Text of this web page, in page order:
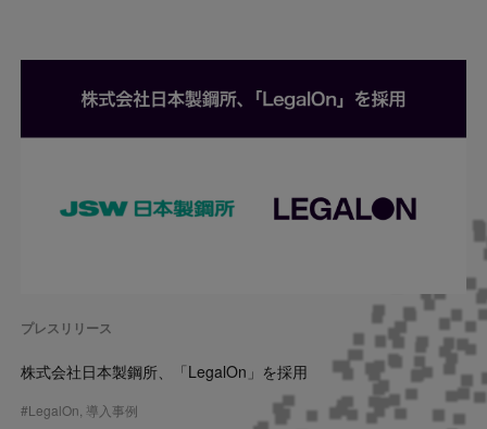
Service
US website
プレスリリース
株式会社日本製鋼所、「LegalOn」を採用
#LegalOn 導入事例